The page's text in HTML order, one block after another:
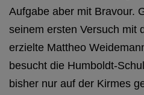
Aufgabe aber mit Bravour.
seinem ersten Versuch mit
erzielte Mattheo
besucht die Humboldt-
bisher nur auf der Kirmes